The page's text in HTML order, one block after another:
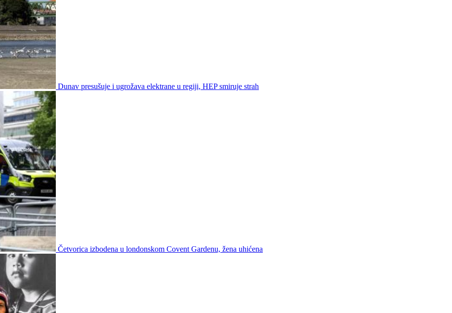
Dunav presušuje i ugrožava elektrane u regiji, HEP smiruje strah
Četvorica izbodena u londonskom Covent Gardenu, žena uhićena